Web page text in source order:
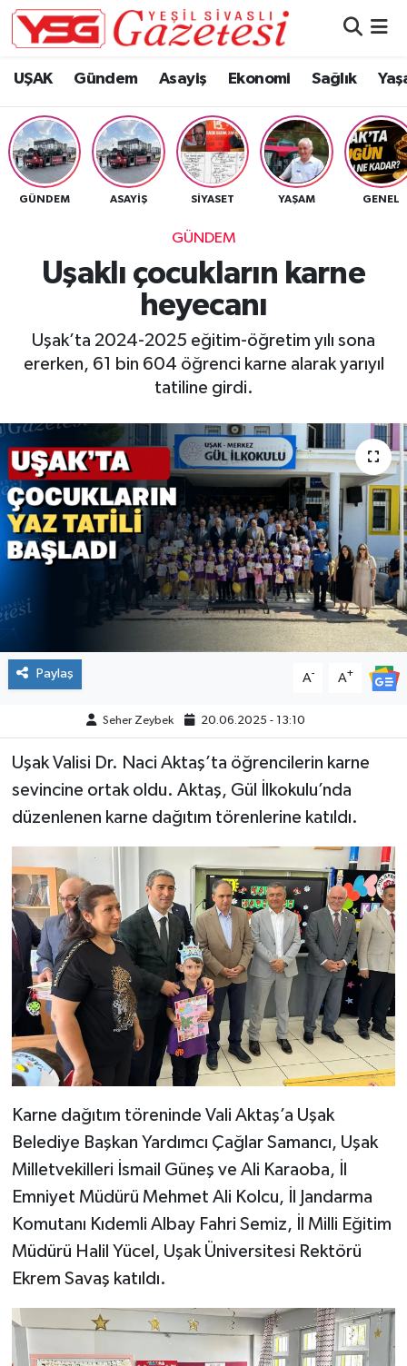
UŞAK Gündem Asayiş Ekonomi Sağlık
GÜNDEM ASAYIŞ SIYASET YAŞAM GENEL
GÜNDEM
Uşaklı çocukların karne
heyecanı
Uşak’ta 2024-2025 eğitim-öğretim yılı sona
ererken, 61 bin 604 öğrenci karne alarak yarıyıl
tatiline girdi.
Paylaş A- A+
Seher Zeybek 20.06.2025 - 13:10
Uşak Valisi Dr. Naci Aktaş’ta öğrencilerin karne
sevincine ortak oldu. Aktaş, Gül İlkokulu’nda
düzenlenen karne dağıtım törenlerine katıldı.
Karne dağıtım töreninde Vali Aktaş’a Uşak
Belediye Başkan Yardımcı Çağlar Samancı, Uşak
Milletvekilleri İsmail Güneş ve Ali Karaoba, İl
Emniyet Müdürü Mehmet Ali Kolcu, İl Jandarma
Komutanı Kıdemli Albay Fahri Semiz, İl Milli Eğitim
Müdürü Halil Yücel, Uşak Üniversitesi Rektörü
Ekrem Savaş katıldı.
Hava Durumu
Namaz Vakitleri
Trafik Durumu
Tüm Manşetler
Son Dakika Haberleri